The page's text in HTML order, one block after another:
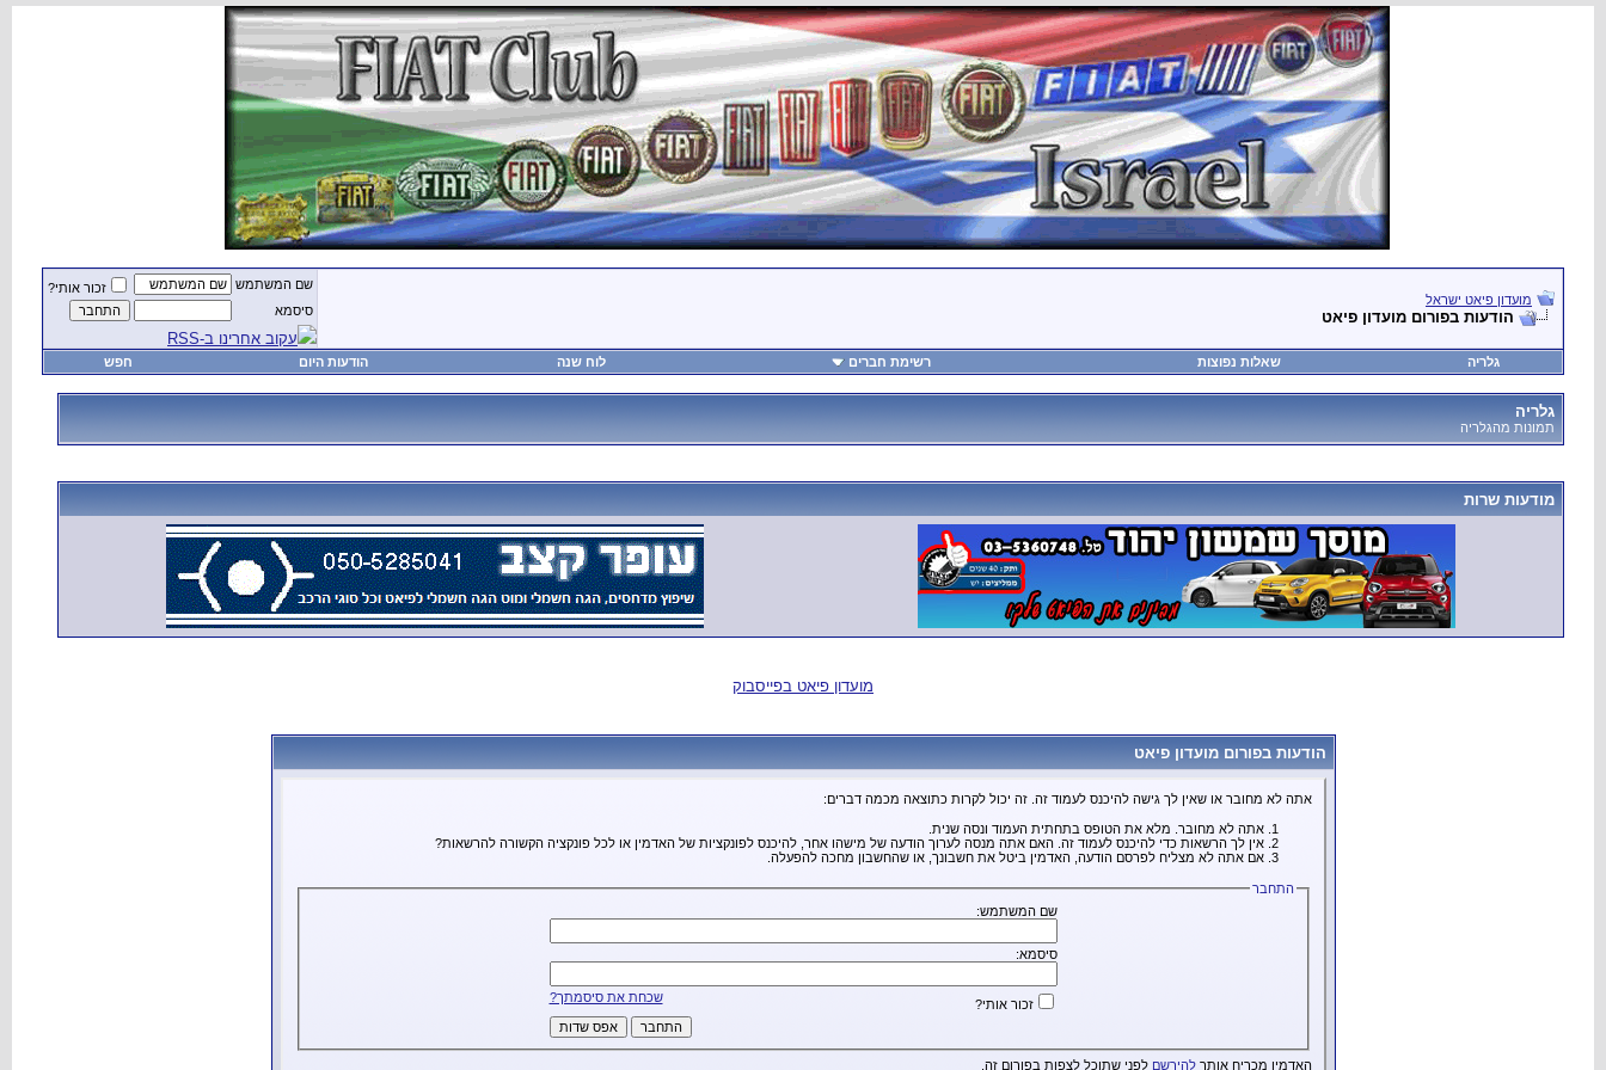
מועדון פיאט ישראל
הודעות בפורום מועדון פיאט
שם המשתמש
זכור אותי?
סיסמא
עקוב אחרינו ב-RSS
גלריה שאלות נפוצות רשימת חברים לוח שנה הודעות היום חפש
גלריה
תמונות מהגלריה
מודעות שרות
מועדון פיאט בפייסבוק
הודעות בפורום מועדון פיאט
אתה לא מחובר או שאין לך גישה להיכנס לעמוד זה. זה יכול לקרות כתוצאה מכמה דברים:
אתה לא מחובר. מלא את הטופס בתחתית העמוד ונסה שנית.
אין לך הרשאות כדי להיכנס לעמוד זה. האם אתה מנסה לערוך הודעה של מישהו אחר, להיכנס לפונקציות של האדמין או לכל פונקציה הקשורה להרשאות?
אם אתה לא מצליח לפרסם הודעה, האדמין ביטל את חשבונך, או שהחשבון מחכה להפעלה.
התחבר
שם המשתמש:
סיסמא:
שכחת את סיסמתך? זכור אותי?
האדמין מכריח אותךלהירשם לפני שתוכל לצפות בפורום זה.